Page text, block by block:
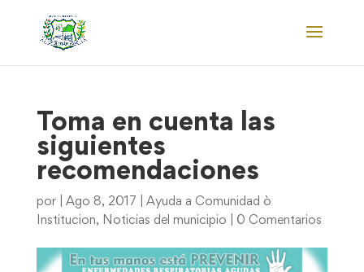
Toma en cuenta las
siguientes
recomendaciones
por Ago 8, 2017
Ayuda a Comunidad ò
Institucion, Noticias del municipio 0 Comentarios